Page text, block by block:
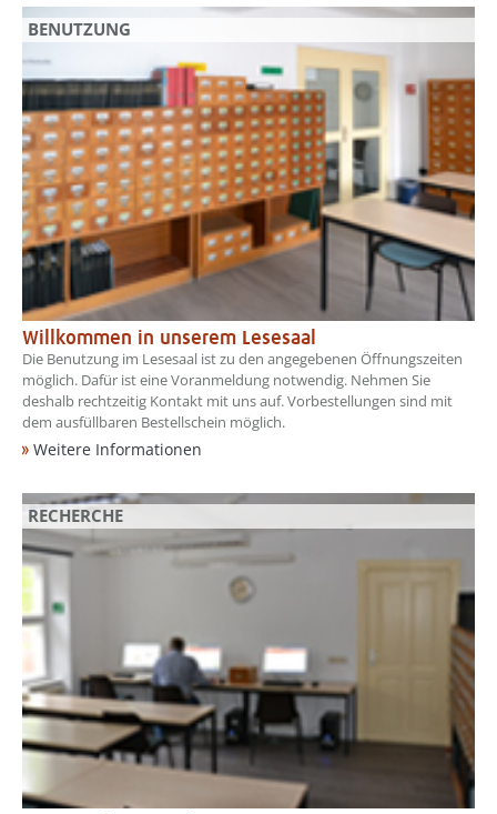
BENUTZUNG
Willkommen in unserem Lesesaal
Die Benutzung im Lesesaal ist zu den angegebenen Öffnungszeiten
möglich. Dafür ist eine Voranmeldung notwendig. Nehmen Sie
deshalb rechtzeitig Kontakt mit uns auf. Vorbestellungen sind mit
dem ausfüllbaren Bestellschein möglich.
Weitere Informationen
RECHERCHE